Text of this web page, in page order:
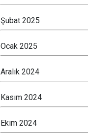
Şubat 2025
Ocak 2025
Aralık 2024
Kasım 2024
Ekim 2024